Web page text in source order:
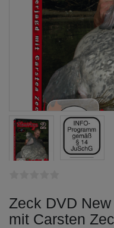
Zeck DVD
mit Carsten